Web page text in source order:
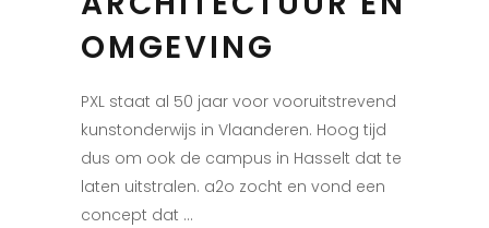
OMGEVING
PXL staat al 50 jaar voor vooruitstrevend
kunstonderwijs in Vlaanderen. Hoog tijd
dus om ook de campus in Hasselt dat te
laten uitstralen. a2o zocht en vond een
concept dat